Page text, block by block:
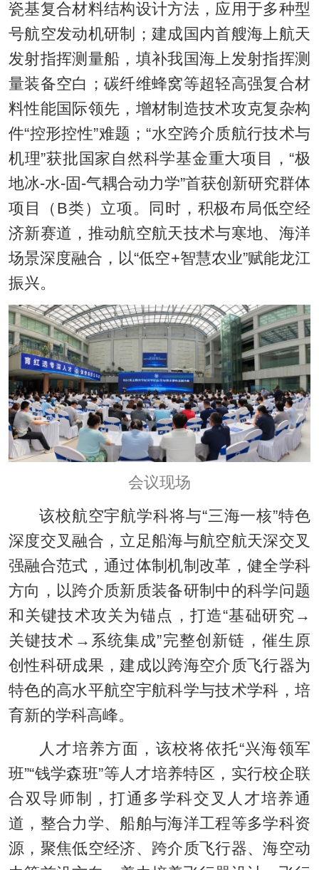
瓷基复合材料结构设计方法，应用于多种型
号航空发动机研制；建成国内首艘海上航天
发射指挥测量船，填补我国海上发射指挥测
量装备空白；碳纤维蜂窝等超轻高强复合材
料性能国际领先，增材制造技术攻克复杂构
件“控形控性”难题；“水空跨介质航行技术与
机理”获批国家自然科学基金重大项目，“极
地冰-水-固-气耦合动力学”首获创新研究群体
项目（B类）立项。同时，积极布局低空经
济新赛道，推动航空航天技术与寒地、海洋
场景深度融合，以“低空+智慧农业”赋能龙江
振兴。
会议现场
该校航空宇航学科将与“三海一核”特色
深度交叉融合，立足船海与航空航天深交叉
强融合范式，通过体制机制改革，健全学科
方向，以跨介质新质装备研制中的科学问题
和关键技术攻关为锚点，打造“基础研究→
关键技术→系统集成”完整创新链，催生原
创性科研成果，建成以跨海空介质飞行器为
特色的高水平航空宇航科学与技术学科，培
育新的学科高峰。
人才培养方面，该校将依托“兴海领军
班”“钱学森班”等人才培养特区，实行校企联
合双导师制，打通多学科交叉人才培养通
道，整合力学、船舶与海洋工程等多学科资
源，聚焦低空经济、跨介质飞行器、海空动